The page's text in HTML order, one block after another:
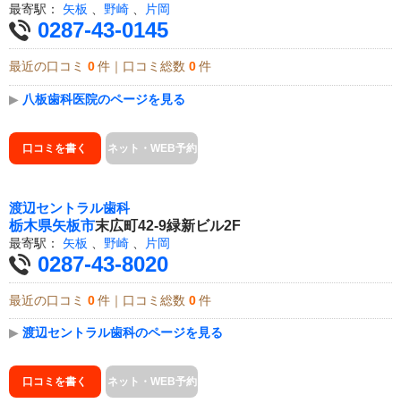
最寄駅： 矢板 野崎 片岡
0287-43-0145
最近の口コミ 0 件｜口コミ総数 0 件
▶ 八板歯科医院のページを見る
口コミを書く ネット・WEB予約
渡辺セントラル歯科
栃木県矢板市末広町42-9緑新ビル2F
最寄駅： 矢板 野崎 片岡
0287-43-8020
最近の口コミ 0 件｜口コミ総数 0 件
▶ 渡辺セントラル歯科のページを見る
口コミを書く ネット・WEB予約